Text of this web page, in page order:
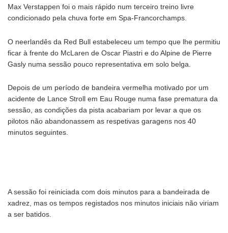
Max Verstappen foi o mais rápido num terceiro treino livre
condicionado pela chuva forte em Spa-Francorchamps.
O neerlandês da Red Bull estabeleceu um tempo que lhe permitiu
ficar à frente do McLaren de Oscar Piastri e do Alpine de Pierre
Gasly numa sessão pouco representativa em solo belga.
Depois de um período de bandeira vermelha motivado por um
acidente de Lance Stroll em Eau Rouge numa fase prematura da
sessão, as condições da pista acabariam por levar a que os
pilotos não abandonassem as respetivas garagens nos 40
minutos seguintes.
A sessão foi reiniciada com dois minutos para a bandeirada de
xadrez, mas os tempos registados nos minutos iniciais não viriam
a ser batidos.